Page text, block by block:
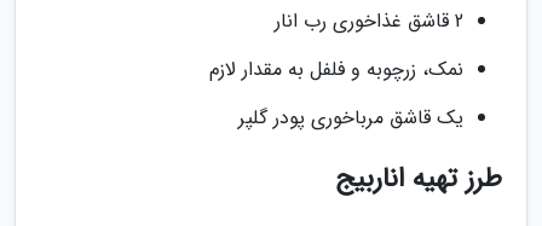
2 قاشق غذاخوری رب انار
نمک، زرچوبه و فلفل به مقدار لازم
یک قاشق مرباخوری پودر گلپر
طرز تهیه اناربیج